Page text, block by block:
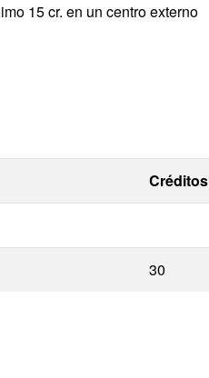
15 cr. en un centro externo
Créditos
30